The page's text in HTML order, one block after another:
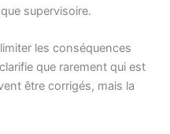
supervisoire.
les conséquences
que rarement qui est
être corrigés, mais la